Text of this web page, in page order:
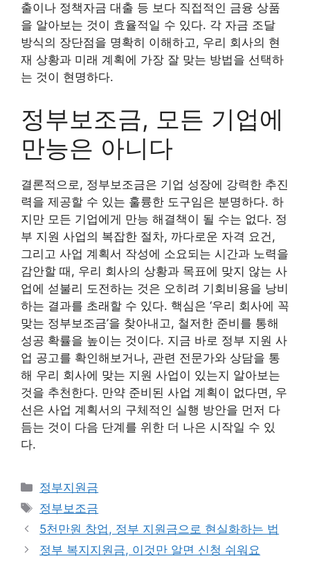
출이나 정책자금 대출 등 보다 직접적인 금융 상품
을 알아보는 것이 효율적일 수 있다. 각 자금 조달
방식의 장단점을 명확히 이해하고, 우리 회사의 현
재 상황과 미래 계획에 가장 잘 맞는 방법을 선택하
는 것이 현명하다.
정부보조금, 모든 기업에
만능은 아니다
결론적으로, 정부보조금은 기업 성장에 강력한 추진
력을 제공할 수 있는 훌륭한 도구임은 분명하다. 하
지만 모든 기업에게 만능 해결책이 될 수는 없다. 정
부 지원 사업의 복잡한 절차, 까다로운 자격 요건,
그리고 사업 계획서 작성에 소요되는 시간과 노력을
감안할 때, 우리 회사의 상황과 목표에 맞지 않는 사
업에 섣불리 도전하는 것은 오히려 기회비용을 낭비
하는 결과를 초래할 수 있다. 핵심은 ‘우리 회사에 꼭
맞는 정부보조금’을 찾아내고, 철저한 준비를 통해
성공 확률을 높이는 것이다. 지금 바로 정부 지원 사
업 공고를 확인해보거나, 관련 전문가와 상담을 통
해 우리 회사에 맞는 지원 사업이 있는지 알아보는
것을 추천한다. 만약 준비된 사업 계획이 없다면, 우
선은 사업 계획서의 구체적인 실행 방안을 먼저 다
듬는 것이 다음 단계를 위한 더 나은 시작일 수 있
다.
카
테
고
리
정부지원금
태
그
정부보조금
5천만원 창업, 정부 지원금으로 현실화하는 법
정부 복지지원금, 이것만 알면 신청 쉬워요